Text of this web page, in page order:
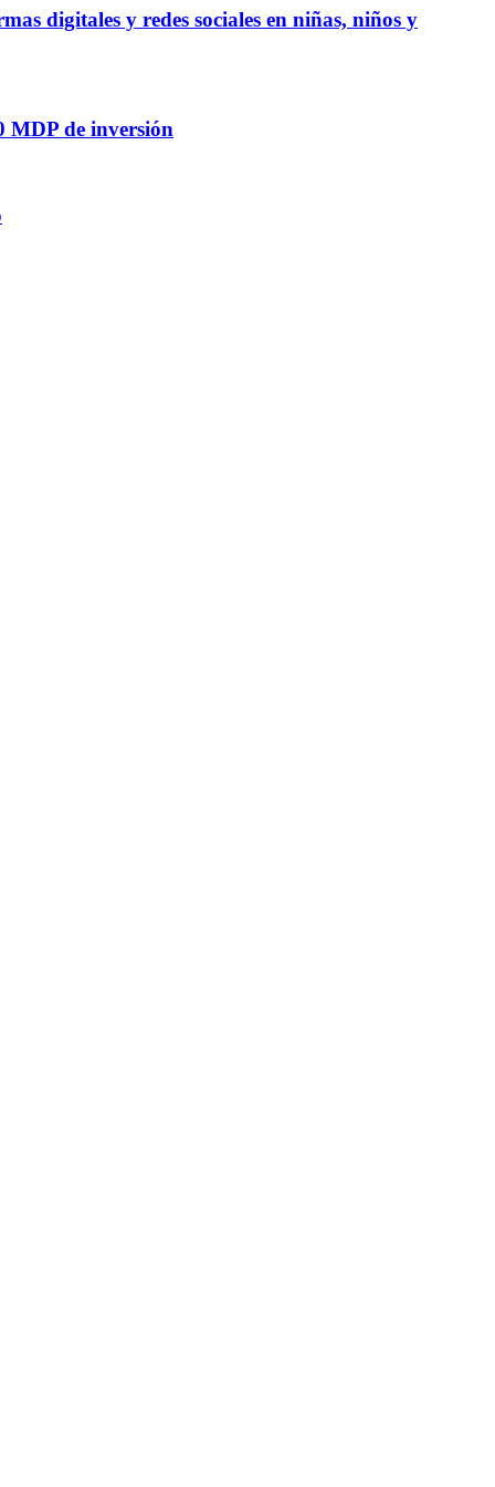
digitales y redes sociales en niñas, niños y
MDP de inversión